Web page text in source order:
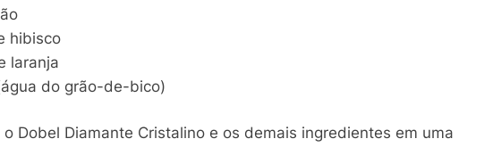
hibisco
laranja
do grão-de-bico)
Dobel Diamante Cristalino e os demais ingredientes em uma